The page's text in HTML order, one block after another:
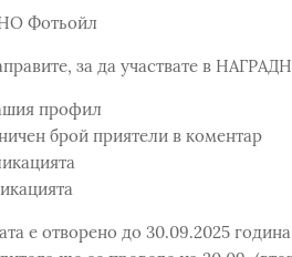
Фотьойл
за да участвате в
профил
брой приятели в коментар
е отворено до 30.09.2025